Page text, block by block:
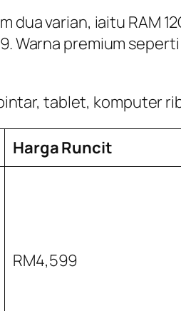
dua varian, iaitu RAM
Warna premium
tablet, komputer
Harga Runcit
RM4,599